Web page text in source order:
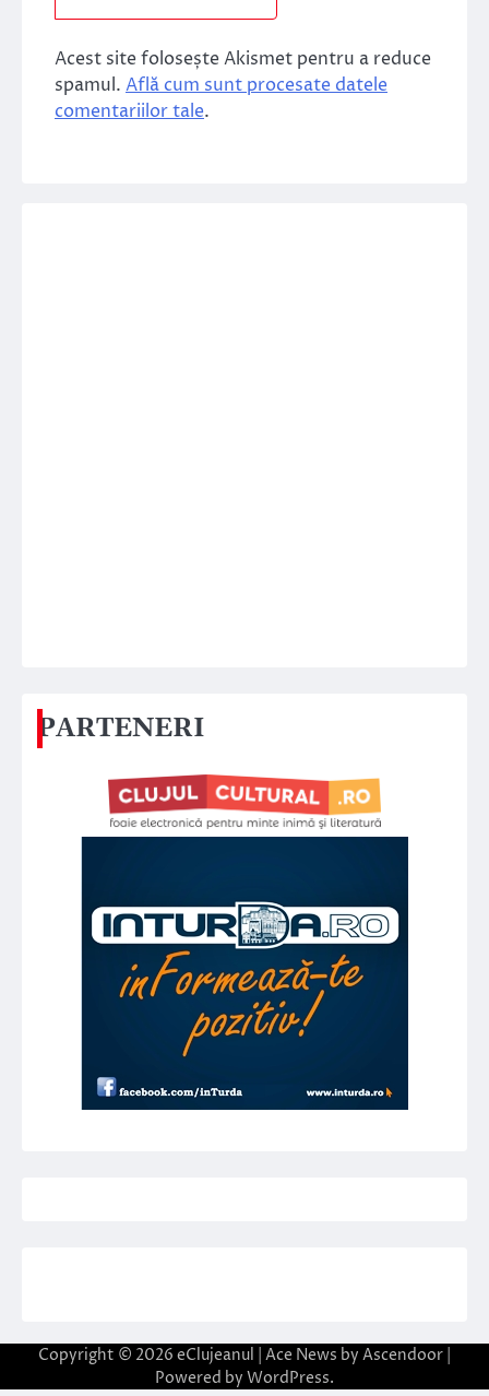
Acest site folosește Akismet pentru a reduce
spamul. Află cum sunt procesate datele
comentariilor tale.
PARTENERI
Copyright © 2026 eClujeanul | Ace News by Ascendoor
Powered by WordPress.